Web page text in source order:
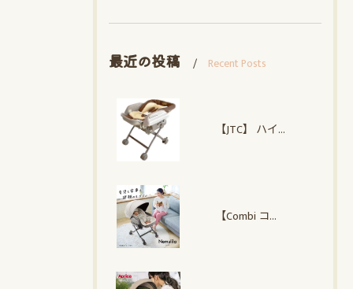
最近の投稿 Recent Posts
【JTC】 ハイローオートスイングラック
【Combi コンビ】 ネムリラ Auto plus NS